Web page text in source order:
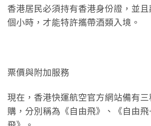
香港居民必須持有香港身份證，並
個小時，才能特許攜帶酒類入境。
票價與附加服務
現在，香港快運航空官方網站備有
購，分別稱為《自由飛》、《自由